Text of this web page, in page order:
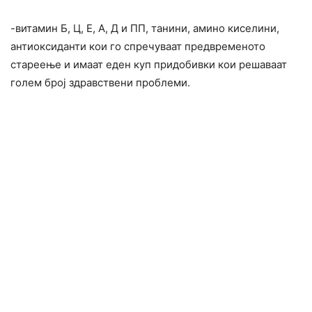
-витамин Б, Ц, Е, А, Д и ПП, танини, амино киселини,
антиоксиданти кои го спречуваат предвременото
стареење и имаат еден куп придобивки кои решаваат
голем број здравствени проблеми.